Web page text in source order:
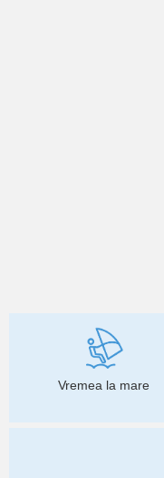
Vremea la mare